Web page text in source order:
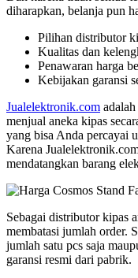
diharapkan, belanja pun
Pilihan distributor
Kualitas dan
Penawaran harga
Kebijakan garansi
Jualelektronik.com
menjual aneka kipas
yang bisa Anda percayai
Karena
mendatangkan barang
Sebagai distributor kipas
membatasi jumlah order.
jumlah satu pcs saja
garansi resmi dari pabrik.